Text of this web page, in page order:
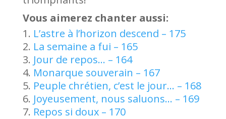
Vous aimerez chanter aussi:
L’astre à l’horizon descend – 175
La semaine a fui – 165
Jour de repos… – 164
Monarque souverain – 167
Peuple chrétien, c’est le jour… – 168
Joyeusement, nous saluons… – 169
Repos si doux – 170